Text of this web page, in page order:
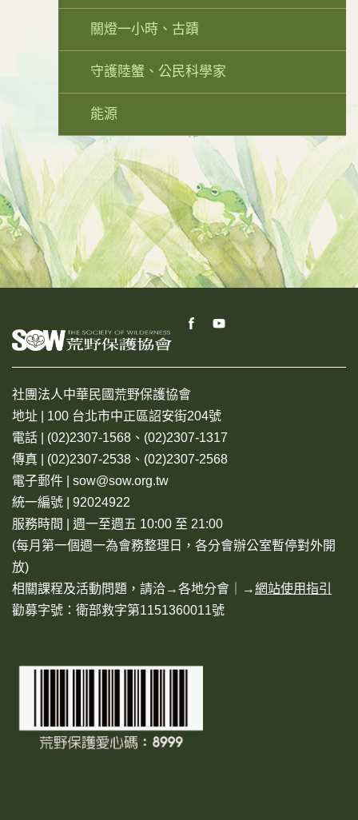
關燈一小時、古蹟
守護陸蟹、公民科學家
能源
社團法人中華民國荒野保護協會
地址 | 100 台北市中正區詔安街204號
電話 | (02)2307-1568、(02)2307-1317
傳真 | (02)2307-2538、(02)2307-2568
電子郵件 | sow@sow.org.tw
統一編號 | 92024922
服務時間 | 週一至週五 10:00 至 21:00
(每月第一個週一為會務整理日，各分會辦公室暫停對外開
放)
相關課程及活動問題，請洽→各地分會 ｜→網站使用指引
勸募字號：衛部救字第1151360011號